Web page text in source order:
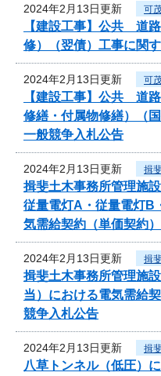
2024年2月13日更新 可
【建設工事】公共 道
修）（翌債）工事に関
2024年2月13日更新 可
【建設工事】公共 道
修繕・付属物修繕）（
一般競争入札公告
2024年2月13日更新 揖
揖斐土木事務所管理施
従量電灯A・従量電灯B
気需給契約（単価契約
2024年2月13日更新 揖
揖斐土木事務所管理施
当）における電気需給
競争入札公告
2024年2月13日更新 揖
八草トンネル（低圧）